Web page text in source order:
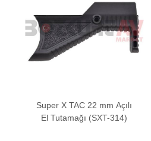
Super X TAC 22 mm Açılı
El Tutamağı (SXT-314)